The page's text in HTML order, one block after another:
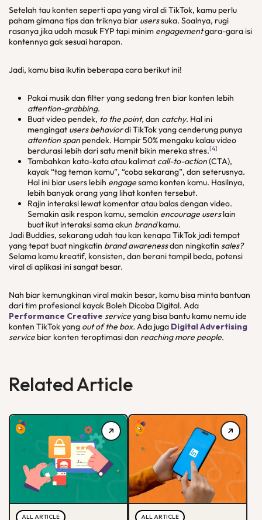
Setelah tau konten seperti apa yang viral di TikTok, kamu perlu
paham gimana tips dan triknya biar userssuka. Soalnya, rugi
rasanya jika udah masuk FYP tapi minim engagementgara-gara isi
kontennya gak sesuai harapan.
Jadi, kamu bisa ikutin beberapa cara berikut ini!
Pakai musik dan filter yang sedang tren biar konten lebih
attention-grabbing.
Buat video pendek, to the point, dan catchy. Hal ini
mengingat users behaviordi TikTok yang cenderung punya
attention span pendek. Hampir 50% mengaku kalau video
berdurasi lebih dari satu menit bikin mereka stres.[4]
Tambahkan kata-kata atau kalimat call-to-action(CTA),
kayak “tag teman kamu”, “coba sekarang”, dan seterusnya.
Hal ini biar users lebih engagesama konten kamu. Hasilnya,
lebih banyak orang yang lihat konten tersebut.
Rajin interaksi lewat komentar atau balas dengan video.
Semakin asik respon kamu, semakin encourage userslain
buat ikut interaksi sama akun brandkamu.
Jadi Buddies, sekarang udah tau kan kenapa TikTok jadi tempat
yang tepat buat ningkatin brand awarenessdan ningkatin sales?
Selama kamu kreatif, konsisten, dan berani tampil beda, potensi
viral di aplikasi ini sangat besar.
Nah biar kemungkinan viral makin besar, kamu bisa minta bantuan
dari tim profesional kayak Boleh Dicoba Digital. Ada
Performance Creative serviceyang bisa bantu kamu nemu ide
konten TikTok yang out of the box. Ada juga Digital Advertising
service biar konten teroptimasi dan reaching more people.
Related Article
ALL ARTICLE ALL ARTICLE